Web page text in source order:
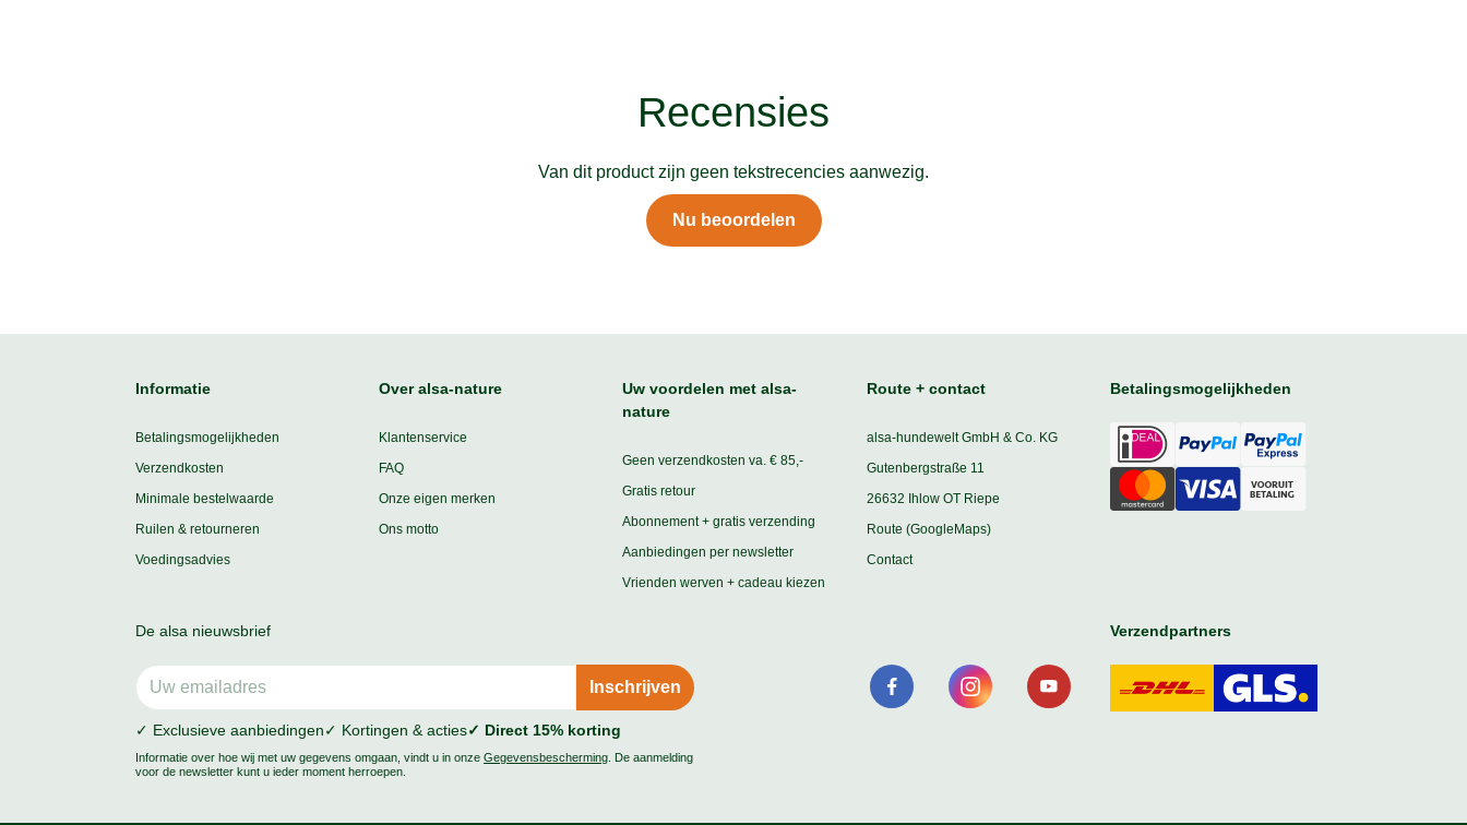
Recensies
Van dit product zijn geen tekstrecencies aanwezig.
Nu beoordelen
Informatie
Betalingsmogelijkheden
Verzendkosten
Minimale bestelwaarde
Ruilen & retourneren
Voedingsadvies
Over alsa-nature
Klantenservice
FAQ
Onze eigen merken
Ons motto
Uw voordelen met alsa-
nature
Geen verzendkosten va. € 85,-
Gratis retour
Abonnement + gratis verzending
Aanbiedingen per newsletter
Vrienden werven + cadeau kiezen
Route + contact
alsa-hundewelt GmbH & Co. KG
Gutenbergstraße 11
26632 Ihlow OT Riepe
Route (GoogleMaps)
Contact
Betalingsmogelijkheden
Verzendpartners
De alsa nieuwsbrief
✓ Exclusieve aanbiedingen✓ Kortingen & acties✓ Direct 15% korting
Informatie over hoe wij met uw gegevens omgaan, vindt u in onze Gegevensbescherming . De aanmelding
voor de newsletter kunt u ieder moment herroepen.